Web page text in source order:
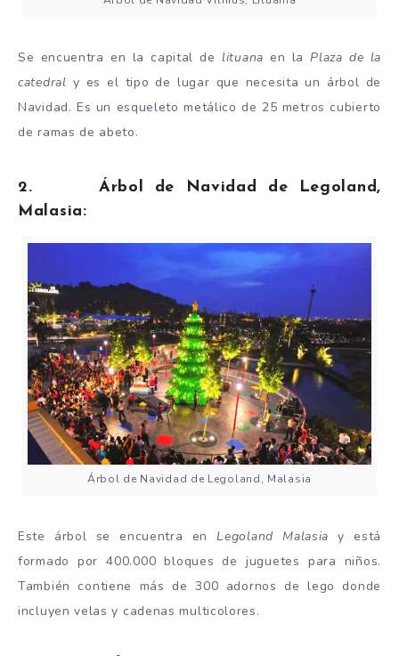
Se encuentra en la capital de lituana en laPlaza de la
catedral y es el tipo de lugar que necesita un árbol de
Navidad. Es un esqueleto metálico de 25 metros cubierto
de ramas de abeto.
2. Árbol de Navidad de Legoland,
Malasia:
Árbol de Navidad de Legoland, Malasia
Este árbol se encuentra enLegoland Malasia y está
formado por 400.000 bloques de juguetes para niños.
También contiene más de 300 adornos de lego donde
incluyen velas y cadenas multicolores.